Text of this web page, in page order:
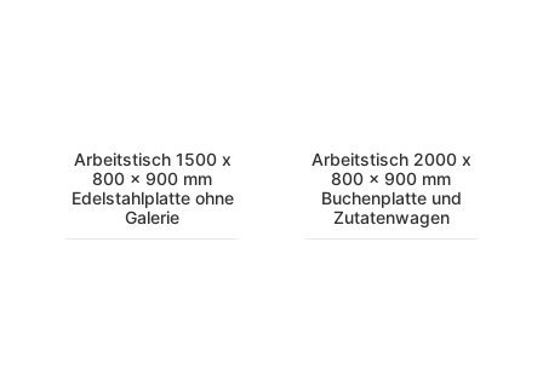
Arbeitstisch 1500 x
800 x 900 mm
Edelstahlplatte ohne
Galerie
Arbeitstisch 2000 x
800 x 900 mm
Buchenplatte und
Zutatenwagen